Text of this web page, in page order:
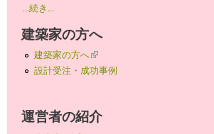
...続き...
建築家の方へ
建築家の方へ(link is external)
設計受注・成功事例
運営者の紹介